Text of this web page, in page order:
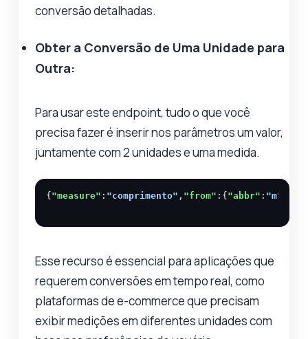
conversão detalhadas.
Obter a Conversão de Uma Unidade para
Outra:
Para usar este endpoint, tudo o que você
precisa fazer é inserir nos parâmetros um valor,
juntamente com 2 unidades e uma medida.
{ "measure" : "comprimento" , "from" :{ "abbr" : "m"
Esse recurso é essencial para aplicações que
requerem conversões em tempo real, como
plataformas de e-commerce que precisam
exibir medições em diferentes unidades com